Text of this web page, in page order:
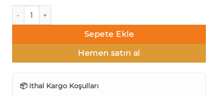
İthal Rim 5408-03 540803 İnce şerit çizgili Duvar Kağıdı
Sepete Ekle
Hemen satın al
📦 ithal Kargo Koşulları